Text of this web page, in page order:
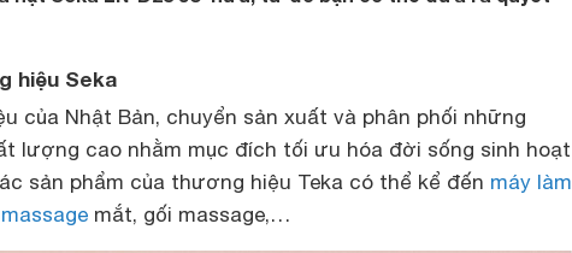
hiệu Seka
của Nhật Bản, chuyển sản xuất và phân phối những
lượng cao nhằm mục đích tối ưu hóa đời sống sinh hoạt
sản phẩm của thương hiệu Teka có thể kể đến máy làm
mắt, gối massage,…